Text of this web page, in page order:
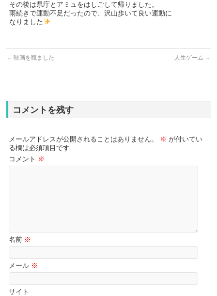
その後は県庁とアミュをはしごして帰りました。
雨続きで運動不足だったので、沢山歩いて良い運動に
なりました
← 映画を観ました 人生ゲーム →
コメントを残す
メールアドレスが公開されることはありません。 ※ が付いてい
る欄は必須項目です
コメント ※
名前 ※
メール ※
サイト